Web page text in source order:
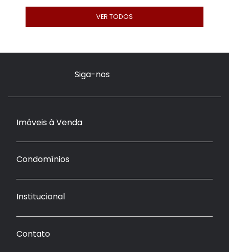
VER TODOS
Siga-nos
Imóveis à Venda
Condomínios
Institucional
Contato